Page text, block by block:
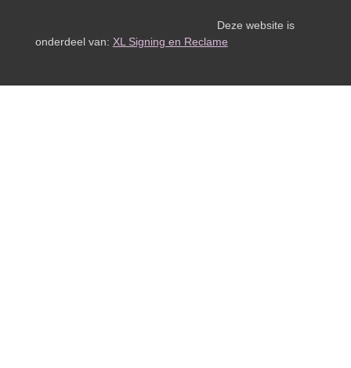
Deze website is
onderdeel van: XL Signing en Reclame